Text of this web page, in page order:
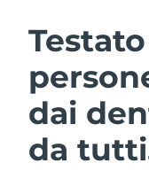
dai
da
Detersione viso
Anti-
Austria
Bahrein
Belgio
Bermuda